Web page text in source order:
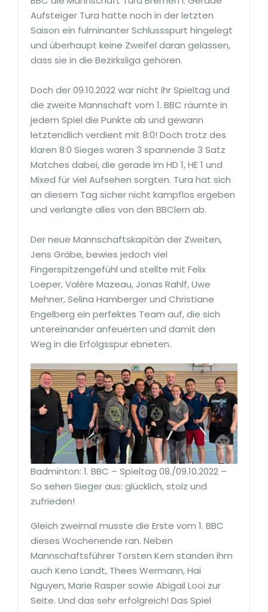
Aufsteiger Tura hatte noch in der letzten
Saison ein fulminanter Schlussspurt hingelegt
und überhaupt keine Zweifel daran gelassen,
dass sie in die Bezirksliga gehören.
Doch der 09.10.2022 war nicht ihr Spieltag und
die zweite Mannschaft vom 1. BBC räumte in
jedem Spiel die Punkte ab und gewann
letztendlich verdient mit 8:0! Doch trotz des
klaren 8:0 Sieges waren 3 spannende 3 Satz
Matches dabei, die gerade im HD 1, HE 1 und
Mixed für viel Aufsehen sorgten. Tura hat sich
an diesem Tag sicher nicht kampflos ergeben
und verlangte alles von den BBClern ab.
Der neue Mannschaftskapitän der Zweiten,
Jens Gräbe, bewies jedoch viel
Fingerspitzengefühl und stellte mit Felix
Loeper, Valére Mazeau, Jonas Rahlf, Uwe
Mehner, Selina Hamberger und Christiane
Engelberg ein perfektes Team auf, die sich
untereinander anfeuerten und damit den
Weg in die Erfolgsspur ebneten.
Badminton: 1. BBC – Spieltag 08./09.10.2022 –
So sehen Sieger aus: glücklich, stolz und
zufrieden!
Gleich zweimal musste die Erste vom 1. BBC
dieses Wochenende ran. Neben
Mannschaftsführer Torsten Kern standen ihm
auch Keno Landt, Thees Wermann, Hai
Nguyen, Marie Rasper sowie Abigail Looi zur
Seite. Und das sehr erfolgreich! Das Spiel